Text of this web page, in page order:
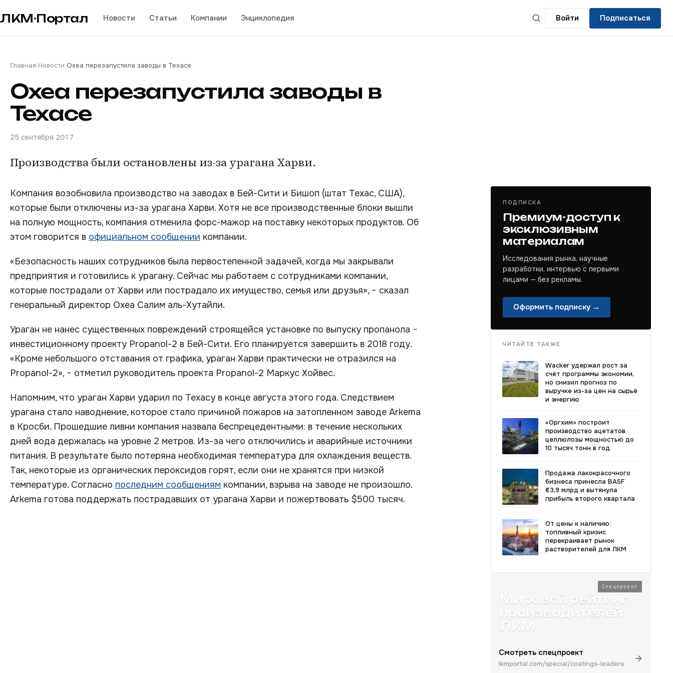
ЛКМ·Портал Новости Статьи Компании Энциклопедия Войти Подписаться
Главная›Новости›Oxea перезапустила заводы в Техасе
Oxea перезапустила заводы в
Техасе
25 сентября 2017
Производства были остановлены из-за урагана Харви.
Компания возобновила производство на заводах в Бей-Сити и Бишоп (штат Техас, США),
которые были отключены из-за урагана Харви. Хотя не все производственные блоки вышли
на полную мощность, компания отменила форс-мажор на поставку некоторых продуктов. Об
этом говорится в официальном сообщении компании.
«Безопасность наших сотрудников была первостепенной задачей, когда мы закрывали
предприятия и готовились к урагану. Сейчас мы работаем с сотрудниками компании,
которые пострадали от Харви или пострадало их имущество, семья или друзья», − сказал
генеральный директор Oxea Салим аль-Хутайли.
Ураган не нанес существенных повреждений строящейся установке по выпуску пропанола −
инвестиционному проекту Propanol-2 в Бей-Сити. Его планируется завершить в 2018 году.
«Кроме небольшого отставания от графика, ураган Харви практически не отразился на
Propanol-2», − отметил руководитель проекта Propanol-2 Маркус Хойвес.
Напомним, что ураган Харви ударил по Техасу в конце августа этого года. Следствием
урагана стало наводнение, которое стало причиной пожаров на затопленном заводе Arkema
в Кросби. Прошедшие ливни компания назвала беспрецедентными: в течение нескольких
дней вода держалась на уровне 2 метров. Из-за чего отключились и аварийные источники
питания. В результате было потеряна необходимая температура для охлаждения веществ.
Так, некоторые из органических пероксидов горят, если они не хранятся при низкой
температуре. Согласно последним сообщениям компании, взрыва на заводе не произошло.
Arkema готова поддержать пострадавших от урагана Харви и пожертвовать $500 тысяч.
ПОДПИСКА
Премиум-доступ к
эксклюзивным
материалам
Исследования рынка, научные
разработки, интервью с первыми
лицами — без рекламы.
Оформить подписку →
ЧИТАЙТЕ ТАКЖЕ
Wacker удержал рост за
счёт программы экономии,
но снизил прогноз по
выручке из-за цен на сырьё
и энергию
«Оргхим» построит
производство ацетатов
целлюлозы мощностью до
10 тысяч тонн в год
Продажа лакокрасочного
бизнеса принесла BASF
€3,9 млрд и вытянула
прибыль второго квартала
От цены к наличию:
топливный кризис
перекраивает рынок
растворителей для ЛКМ
Спецпроект
Мировой рейтинг
производителей
ЛКМ
Смотреть спецпроект
lkmportal.com/special/coatings-leaders